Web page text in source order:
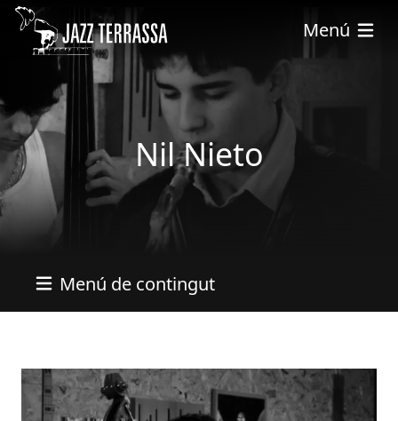
Pasar al contenido principal
Menú
Nil Nieto
Menú de contingut
Imatges
Imagen